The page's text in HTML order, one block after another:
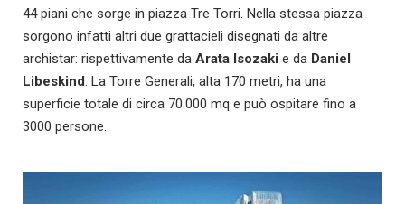
44 piani che sorge in piazza Tre Torri. Nella stessa piazza
sorgono infatti altri due grattacieli disegnati da altre
archistar: rispettivamente da Arata Isozaki e da Daniel
Libeskind . La Torre Generali, alta 170 metri, ha una
superficie totale di circa 70.000 mq e può ospitare fino a
3000 persone.